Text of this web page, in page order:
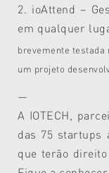
2. ioAttend –
em qualquer
brevemente testada
um projeto
—
A IOTECH,
das 75 startups
que terão